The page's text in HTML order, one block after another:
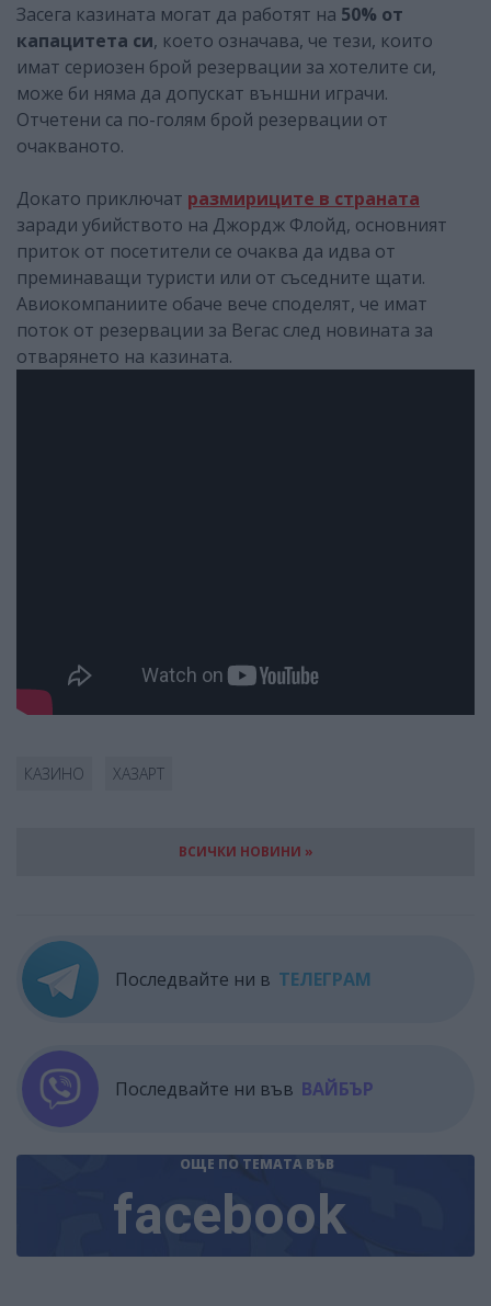
Засега казината могат да работят на 50% от
капацитета си, което означава, че тези, които
имат сериозен брой резервации за хотелите си,
може би няма да допускат външни играчи.
Отчетени са по-голям брой резервации от
очакваното.
Докато приключат размириците в страната
заради убийството на Джордж Флойд, основният
приток от посетители се очаква да идва от
преминаващи туристи или от съседните щати.
Авиокомпаниите обаче вече споделят, че имат
поток от резервации за Вегас след новината за
отварянето на казината.
КАЗИНО ХАЗАРТ
ВСИЧКИ НОВИНИ »
Последвайте ни в ТЕЛЕГРАМ
Последвайте ни във ВАЙБЪР
ОЩЕ ПО ТЕМАТА ВЪВ
facebook